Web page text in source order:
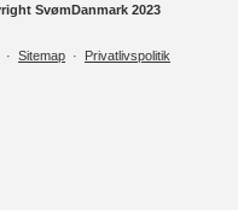
SvømDanmark 2023
· Sitemap · Privatlivspolitik